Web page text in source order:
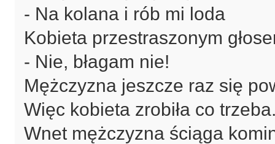
- Na kolana i rób mi loda
Kobieta przestraszonym
- Nie, błagam nie!
Mężczyzna jeszcze raz się
Więc kobieta zrobiła co
Wnet mężczyzna ściąga